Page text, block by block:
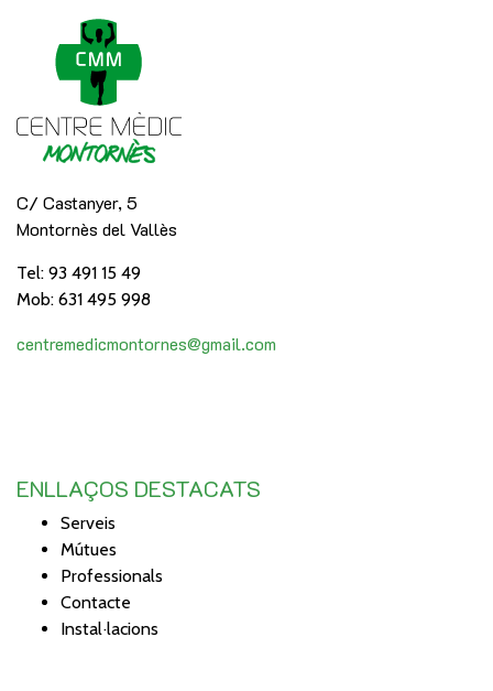
C/ Castanyer, 5
Montornès del Vallès
Tel: 93 491 15 49
Mob: 631 495 998
centremedicmontornes@gmail.com
ENLLAÇOS DESTACATS
Serveis
Mútues
Professionals
Contacte
Instal·lacions